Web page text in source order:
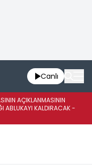
Canlı
AÇIKLANMASININ
ABLUKAYI KALDIRACAK -